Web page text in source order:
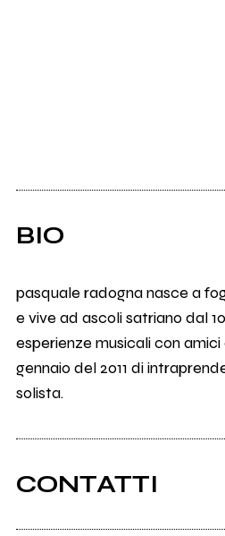
BIO
pasquale radogna nasce a
e vive ad ascoli satriano dal
esperienze musicali con
gennaio del 2011 di
solista.
CONTATTI